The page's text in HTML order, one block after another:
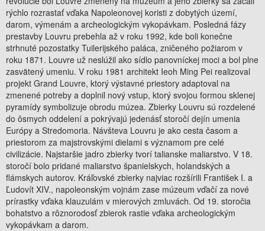
rýchlo rozrastať vďaka Napoleonovej koristi z dobytých území,
darom, výmenám a archeologickým vykopávkam. Posledná fázy
prestavby Louvru prebehla až v roku 1992, kde boli konečne
strhnuté pozostatky Tuilerijského paláca, zničeného požiarom v
roku 1871. Louvre už neslúžil ako sídlo panovníckej moci a bol plne
zasvätený umeniu. V roku 1981 architekt Ieoh Ming Pei realizoval
projekt Grand Louvre, ktorý výstavné priestory adaptoval na
zmenené potreby a doplnil nový vstup, ktorý svojou formou sklenej
pyramídy symbolizuje obrodu múzea. Zbierky Louvru sú rozdelené
do ôsmych oddelení a pokrývajú jedenásť storočí dejín umenia
Európy a Stredomoria. Návšteva Louvru je ako cesta časom a
priestorom za majstrovskými dielami s významom pre celé
civilizácie. Najstaršie jadro zbierky tvorí talianske maliarstvo. V 18.
storočí bolo pridané maliarstvo španielskych, holandských a
flámskych autorov. Kráľovské zbierky najviac rozšírili František I. a
Ľudovít XIV., napoleonským vojnám zase múzeum vďačí za nové
prírastky vďaka klauzulám v mierových zmluvách. Od 19. storočia
bohatstvo a rôznorodosť zbierok rastie vďaka archeologickým
vykopávkam a darom.